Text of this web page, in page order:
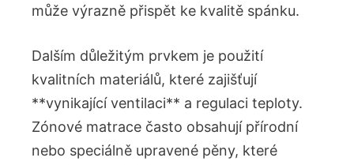
může výrazně přispět ke kvalitě spánku.
Dalším důležitým prvkem je použití
kvalitních materiálů, které zajišťují
**vynikající ventilaci** a regulaci teploty.
Zónové matrace často obsahují přírodní
nebo speciálně upravené pěny, které